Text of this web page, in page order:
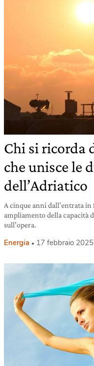
Chi si ricorda
che unisce le
dell’Adriatico
A cinque anni dall’entrata
ampliamento della capacità
sull’opera.
Energia 17 febbraio 2025